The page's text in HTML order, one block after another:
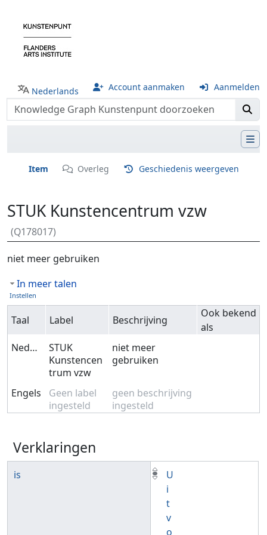
Nederlands Account aanmaken Aanmelden
Item Overleg Geschiedenis weergeven
STUK Kunstencentrum vzw
(Q178017)
Ga naar:navigatie,zoeken
niet meer gebruiken
In meer talen
Instellen
Taal Label Beschrijving
Ook bekend
als
Nederlands
STUK
Kunstencen
trum vzw
niet meer
gebruiken
Engels
Geen label
ingesteld
geen beschrijving
ingesteld
Verklaringen
is
U
i
t
v
o